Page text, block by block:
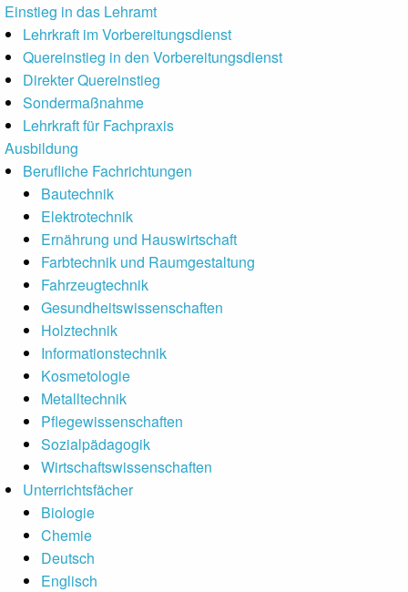
Einstieg in das Lehramt
Lehrkraft im Vorbereitungsdienst
Quereinstieg in den Vorbereitungsdienst
Direkter Quereinstieg
Sondermaßnahme
Lehrkraft für Fachpraxis
Ausbildung
Berufliche Fachrichtungen
Bautechnik
Elektrotechnik
Ernährung und Hauswirtschaft
Farbtechnik und Raumgestaltung
Fahrzeugtechnik
Gesundheitswissen­schaften
Holztechnik
Informationstechnik
Kosmetologie
Metalltechnik
Pflegewissenschaften
Sozialpädagogik
Wirtschaftswissenschaften
Unterrichtsfächer
Biologie
Chemie
Deutsch
Englisch